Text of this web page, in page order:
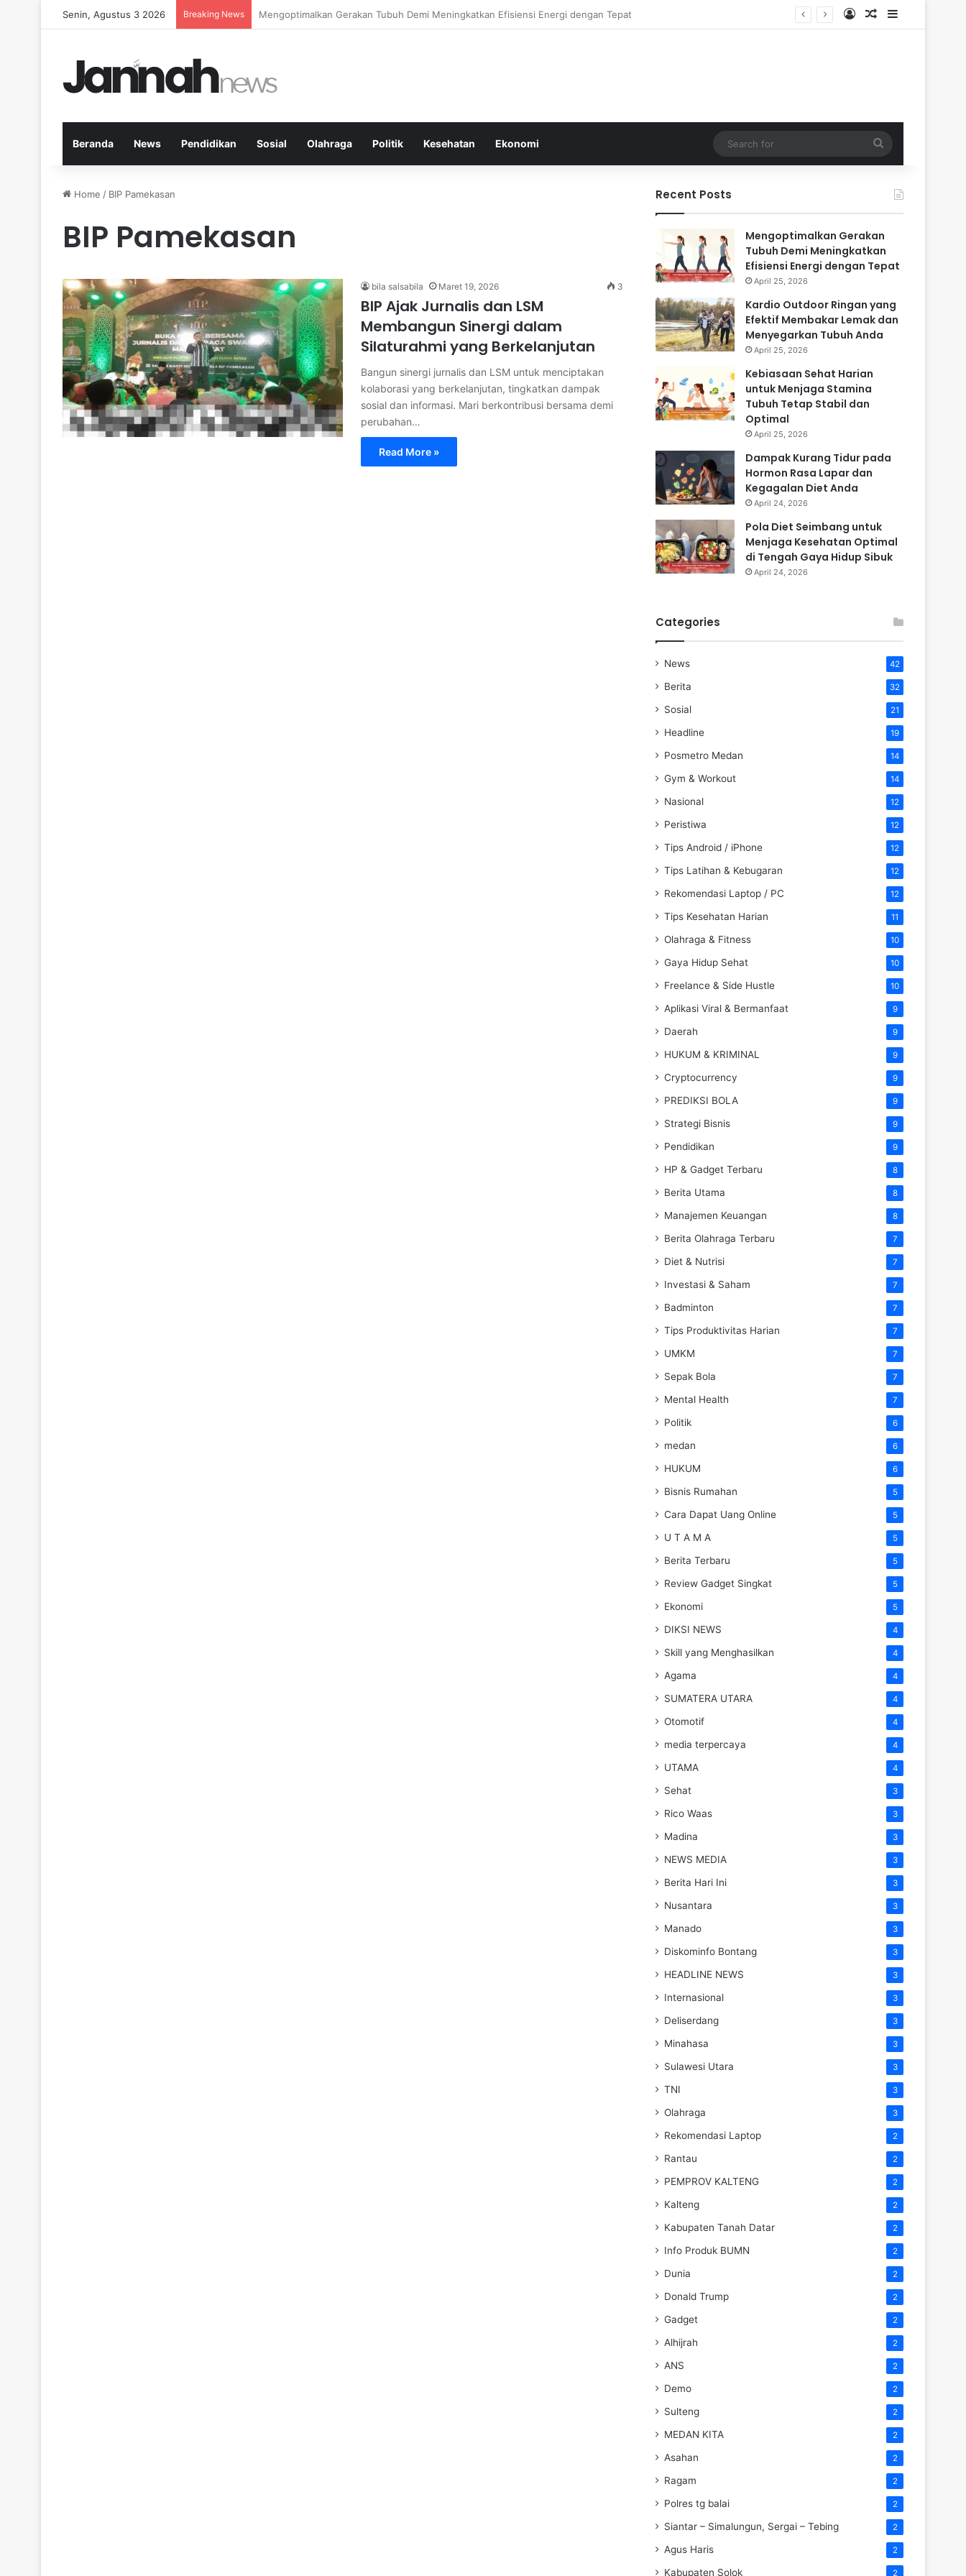
Senin, Agustus 3 2026 Breaking News Kardio Outdoor Ringan yang Efektif Membakar Lemak dan Menyegarkan Tubuh Anda Log InRandom Article
Sidebar
Beranda News Pendidikan Sosial Olahraga Politik Kesehatan Ekonomi
for
Home / BIP Pamekasan
BIP Pamekasan
bila salsabila Maret 19, 2026 3
BIP Ajak Jurnalis dan LSM
Membangun Sinergi dalam
Silaturahmi yang Berkelanjutan
Bangun sinergi jurnalis dan LSM untuk menciptakan
kolaborasi yang berkelanjutan, tingkatkan dampak
sosial dan informasi. Mari berkontribusi bersama demi
perubahan…
Read More »
Recent Posts
Mengoptimalkan Gerakan
Tubuh Demi Meningkatkan
Efisiensi Energi dengan Tepat
April 25, 2026
Kardio Outdoor Ringan yang
Efektif Membakar Lemak dan
Menyegarkan Tubuh Anda
April 25, 2026
Kebiasaan Sehat Harian
untuk Menjaga Stamina
Tubuh Tetap Stabil dan
Optimal
April 25, 2026
Dampak Kurang Tidur pada
Hormon Rasa Lapar dan
Kegagalan Diet Anda
April 24, 2026
Pola Diet Seimbang untuk
Menjaga Kesehatan Optimal
di Tengah Gaya Hidup Sibuk
April 24, 2026
Categories
News 42
Berita 32
Sosial 21
Headline 19
Posmetro Medan 14
Gym & Workout 14
Nasional 12
Peristiwa 12
Tips Android / iPhone 12
Tips Latihan & Kebugaran 12
Rekomendasi Laptop / PC 12
Tips Kesehatan Harian 11
Olahraga & Fitness 10
Gaya Hidup Sehat 10
Freelance & Side Hustle 10
Aplikasi Viral & Bermanfaat 9
Daerah 9
HUKUM & KRIMINAL 9
Cryptocurrency 9
PREDIKSI BOLA 9
Strategi Bisnis 9
Pendidikan 9
HP & Gadget Terbaru 8
Berita Utama 8
Manajemen Keuangan 8
Berita Olahraga Terbaru 7
Diet & Nutrisi 7
Investasi & Saham 7
Badminton 7
Tips Produktivitas Harian 7
UMKM 7
Sepak Bola 7
Mental Health 7
Politik 6
medan 6
HUKUM 6
Bisnis Rumahan 5
Cara Dapat Uang Online 5
U T A M A 5
Berita Terbaru 5
Review Gadget Singkat 5
Ekonomi 5
DIKSI NEWS 4
Skill yang Menghasilkan 4
Agama 4
SUMATERA UTARA 4
Otomotif 4
media terpercaya 4
UTAMA 4
Sehat 3
Rico Waas 3
Madina 3
NEWS MEDIA 3
Berita Hari Ini 3
Nusantara 3
Manado 3
Diskominfo Bontang 3
HEADLINE NEWS 3
Internasional 3
Deliserdang 3
Minahasa 3
Sulawesi Utara 3
TNI 3
Olahraga 3
Rekomendasi Laptop 2
Rantau 2
PEMPROV KALTENG 2
Kalteng 2
Kabupaten Tanah Datar 2
Info Produk BUMN 2
Dunia 2
Donald Trump 2
Gadget 2
Alhijrah 2
ANS 2
Demo 2
Sulteng 2
MEDAN KITA 2
Asahan 2
Ragam 2
Polres tg balai 2
Siantar – Simalungun, Sergai – Tebing 2
Agus Haris 2
Kabupaten Solok 2